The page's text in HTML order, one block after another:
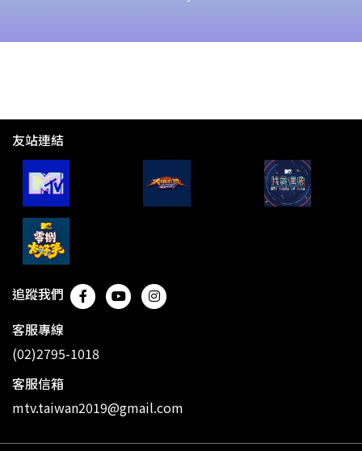
友站連結
追蹤我們
客服專線
(02)2795-1018
客服信箱
mtv.taiwan2019@gmail.com